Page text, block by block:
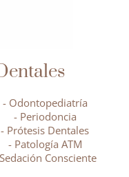
- Odontopediatría
- Periodoncia
- Prótesis Dentales
- Patología ATM
Consciente